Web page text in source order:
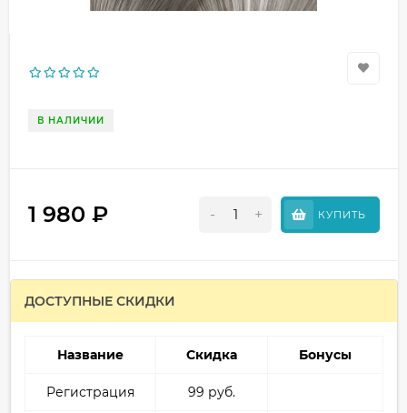
В НАЛИЧИИ
1 980 ₽ - + КУПИТЬ
ДОСТУПНЫЕ СКИДКИ
Название Скидка Бонусы
Регистрация 99 руб.